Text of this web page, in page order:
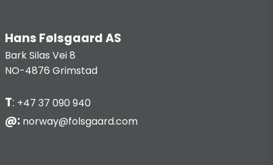
Hans Følsgaard AS
Bark Silas Vei 8
NO-4876 Grimstad
T: +47 37 090 940
@: norway@folsgaard.com